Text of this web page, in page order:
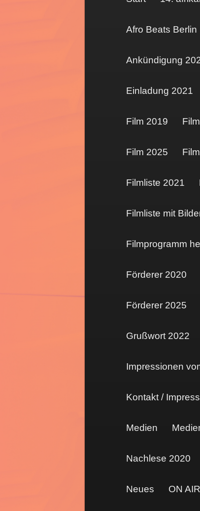
Afro Beats Berlin
Ankündigung
Einladung 2021
Film 2019
Film 2025
Filmliste 2021
Filmliste mit
Filmprogramm
Förderer 2020
Förderer 2025
Grußwort 2022
Impressionen
Kontakt /
Medien
Nachlese 2020
Neues ON AIR